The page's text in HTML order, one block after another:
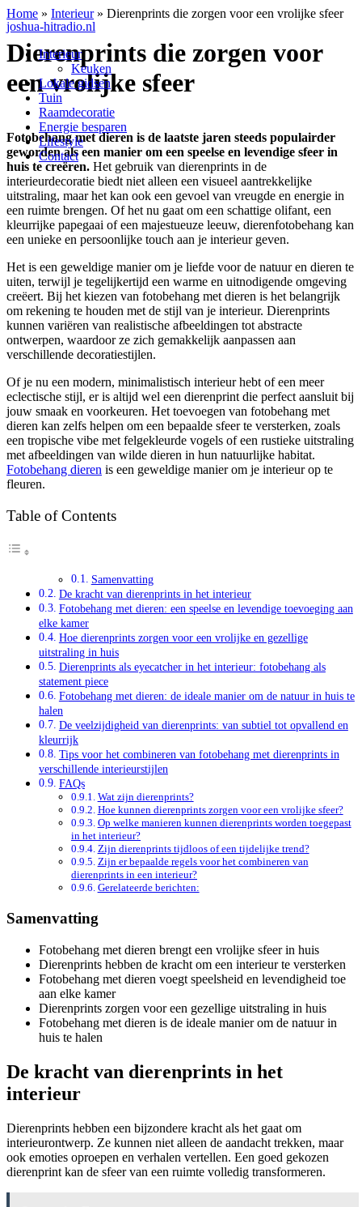
joshua-hitradio.nl
Interieur
Keuken
Lokale gidsen
Tuin
Raamdecoratie
Energie besparen
Lifestyle
Contact
Home » Interieur» Dierenprints die zorgen voor een vrolijke sfeer
Dierenprints die zorgen voor
een vrolijke sfeer
Fotobehang met dieren is de laatste jaren steeds populairder
geworden als een manier om een speelse en levendige sfeer in
huis te creëren. Het gebruik van dierenprints in de
interieurdecoratie biedt niet alleen een visueel aantrekkelijke
uitstraling, maar het kan ook een gevoel van vreugde en energie in
een ruimte brengen. Of het nu gaat om een schattige olifant, een
kleurrijke papegaai of een majestueuze leeuw, dierenfotobehang kan
een unieke en persoonlijke touch aan je interieur geven.
Het is een geweldige manier om je liefde voor de natuur en dieren te
uiten, terwijl je tegelijkertijd een warme en uitnodigende omgeving
creëert. Bij het kiezen van fotobehang met dieren is het belangrijk
om rekening te houden met de stijl van je interieur. Dierenprints
kunnen variëren van realistische afbeeldingen tot abstracte
ontwerpen, waardoor ze zich gemakkelijk aanpassen aan
verschillende decoratiestijlen.
Of je nu een modern, minimalistisch interieur hebt of een meer
eclectische stijl, er is altijd wel een dierenprint die perfect aansluit bij
jouw smaak en voorkeuren. Het toevoegen van fotobehang met
dieren kan zelfs helpen om een bepaalde sfeer te versterken, zoals
een tropische vibe met felgekleurde vogels of een rustieke uitstraling
met afbeeldingen van wilde dieren in hun natuurlijke habitat.
Fotobehang dieren is een geweldige manier om je interieur op te
fleuren.
Table of Contents
Samenvatting
De kracht van dierenprints in het interieur
Fotobehang met dieren: een speelse en levendige toevoeging aan
elke kamer
Hoe dierenprints zorgen voor een vrolijke en gezellige
uitstraling in huis
Dierenprints als eyecatcher in het interieur: fotobehang als
statement piece
Fotobehang met dieren: de ideale manier om de natuur in huis te
halen
De veelzijdigheid van dierenprints: van subtiel tot opvallend en
kleurrijk
Tips voor het combineren van fotobehang met dierenprints in
verschillende interieurstijlen
FAQs
Wat zijn dierenprints?
Hoe kunnen dierenprints zorgen voor een vrolijke sfeer?
Op welke manieren kunnen dierenprints worden toegepast
in het interieur?
Zijn dierenprints tijdloos of een tijdelijke trend?
Zijn er bepaalde regels voor het combineren van
dierenprints in een interieur?
Gerelateerde berichten:
Samenvatting
Fotobehang met dieren brengt een vrolijke sfeer in huis
Dierenprints hebben de kracht om een interieur te versterken
Fotobehang met dieren voegt speelsheid en levendigheid toe
aan elke kamer
Dierenprints zorgen voor een gezellige uitstraling in huis
Fotobehang met dieren is de ideale manier om de natuur in
huis te halen
De kracht van dierenprints in het
interieur
Dierenprints hebben een bijzondere kracht als het gaat om
interieurontwerp. Ze kunnen niet alleen de aandacht trekken, maar
ook emoties oproepen en verhalen vertellen. Een goed gekozen
dierenprint kan de sfeer van een ruimte volledig transformeren.